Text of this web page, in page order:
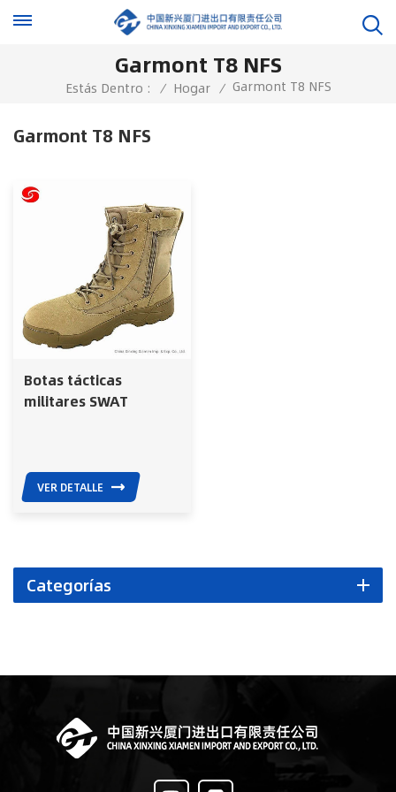
Garmont T8 NFS
Estás Dentro : / Hogar / Garmont T8 NFS
Garmont T8 NFS
Botas tácticas
militares SWAT
VER DETALLE
Categorías